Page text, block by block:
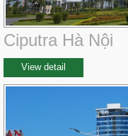
Ciputra Hà Nội
View detail